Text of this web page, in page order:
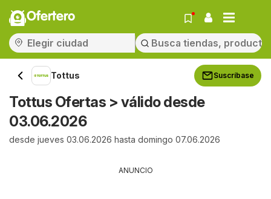
Ofertero
Tottus Suscríbase
Tottus Ofertas > válido desde
03.06.2026
desde jueves 03.06.2026 hasta domingo 07.06.2026
ANUNCIO